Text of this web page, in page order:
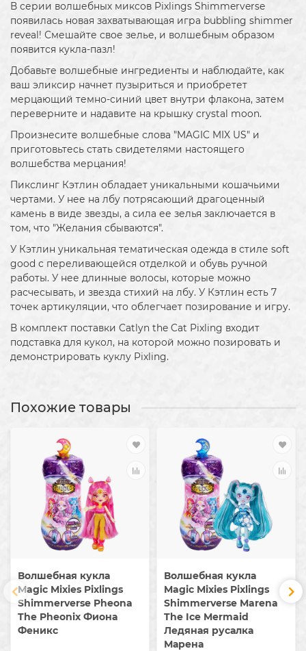
В серии волшебных миксов Pixlings Shimmerverse
появилась новая захватывающая игра bubbling shimmer
reveal! Смешайте свое зелье, и волшебным образом
появится кукла-пазл!
Добавьте волшебные ингредиенты и наблюдайте, как
ваш эликсир начнет пузыриться и приобретет
мерцающий темно-синий цвет внутри флакона, затем
переверните и надавите на крышку crystal moon.
Произнесите волшебные слова "MAGIC MIX US" и
приготовьтесь стать свидетелями настоящего
волшебства мерцания!
Пикслинг Кэтлин обладает уникальными кошачьими
чертами. У нее на лбу потрясающий драгоценный
камень в виде звезды, а сила ее зелья заключается в
том, что "Желания сбываются".
У Кэтлин уникальная тематическая одежда в стиле soft
good с переливающейся отделкой и обувь ручной
работы. У нее длинные волосы, которые можно
расчесывать, и звезда стихий на лбу. У Кэтлин есть 7
точек артикуляции, что облегчает позирование и игру.
В комплект поставки Catlyn the Cat Pixling входит
подставка для кукол, на которой можно позировать и
демонстрировать куклу Pixling.
Похожие товары
Волшебная кукла
Magic Mixies Pixlings
Shimmerverse Pheona
The Pheonix Фиона
Феникс
Волшебная кукла
Magic Mixies Pixlings
Shimmerverse Marena
The Ice Mermaid
Ледяная русалка
Марена